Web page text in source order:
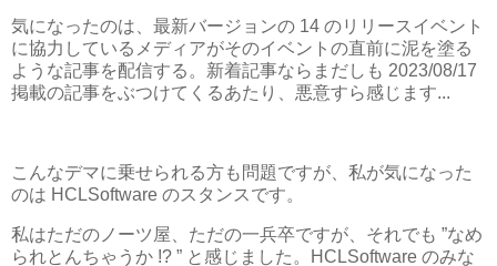
気になったのは、最新バージョンの 14 のリリースイベント
に協力しているメディアがそのイベントの直前に泥を塗る
ような記事を配信する。新着記事ならまだしも 2023/08/17
掲載の記事をぶつけてくるあたり、悪意すら感じます...
こんなデマに乗せられる方も問題ですが、私が気になった
のは HCLSoftware のスタンスです。
私はただのノーツ屋、ただの一兵卒ですが、それでも ”なめ
られとんちゃうか !? ” と感じました。HCLSoftware のみな